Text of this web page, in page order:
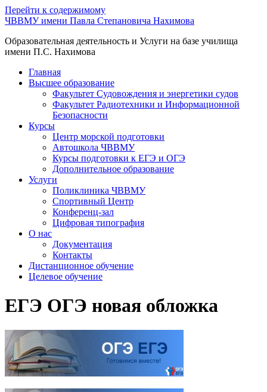
Перейти к содержимому
ЧВВМУ имени Павла Степановича Нахимова
Образовательная деятельность и Услуги на базе училища
имени П.С. Нахимова
Главная
Высшее образование
Факультет Судовождения и энергетики судов
Факультет Радиотехники и Информационной
Безопасности
Курсы
Центр морской подготовки
Автошкола ЧВВМУ
Курсы подготовки к ЕГЭ и ОГЭ
Дополнительное образование
Услуги
Поликлиника ЧВВМУ
Спортивный Центр
Конференц-зал
Цифровая типография
О нас
Документация
Контакты
Дистанционное обучение
Целевое обучение
ЕГЭ ОГЭ новая обложка